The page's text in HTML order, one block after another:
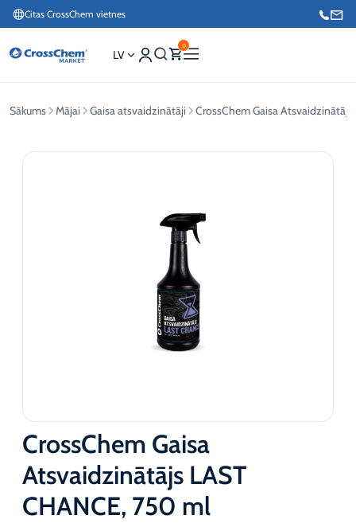
Citas CrossChem vietnes
Interneta veikals / Mārketings
LV
0
Sākums Mājai Gaisa atsvaidzinātāji CrossChem Gaisa
CrossChem Gaisa
Atsvaidzinātājs LAST
CHANCE, 750 ml